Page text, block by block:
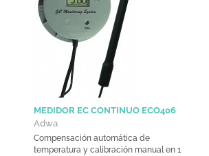
MEDIDOR EC CONTINUO ECO406
Adwa
Compensación automática de
temperatura y calibración manual en 1